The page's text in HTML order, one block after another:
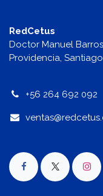
RedCetus
Doctor Manuel
Providencia, Santiago
+56 264 692 092
v